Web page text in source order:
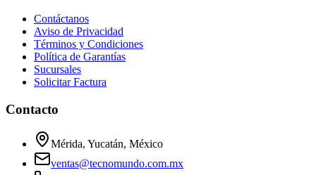
Contáctanos
Aviso de Privacidad
Términos y Condiciones
Política de Garantías
Sucursales
Solicitar Factura
Contacto
Mérida, Yucatán, México
ventas@tecnomundo.com.mx